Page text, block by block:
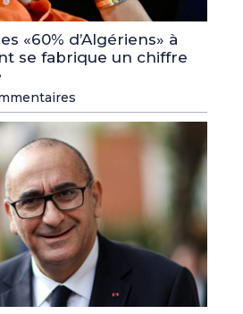
«60% d’Algériens» à
se fabrique un chiffre